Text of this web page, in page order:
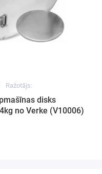
Ražotājs:
disks
no Verke (V10006)